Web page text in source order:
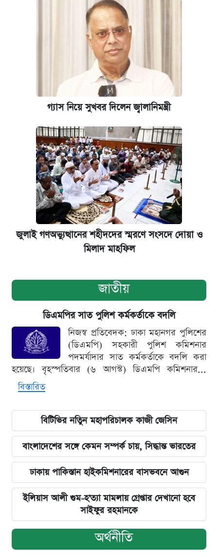
গ্যাস নিয়ে সুখবর দিলেন জ্বালানিমন্ত্রী
জুলাই গণঅভ্যুত্থানের শহীদদের স্মরণে সংসদে দোয়া ও
মিলাদ মাহফিল
জাতীয়
ডিএমপির সাত পুলিশ কর্মকর্তাকে বদলি
নিজস্ব প্রতিবেদক: ঢাকা মহানগর পুলিশের
(ডিএমপি) সহকারী পুলিশ কমিশনার
পদমর্যাদার সাত কর্মকর্তাকে বদলি করা
হয়েছে। বৃহস্পতিবার (৬ আগস্ট) ডিএমপি কমিশনার...
বিস্তারিত
বিটিভির নতিুন মহাপরিচালক কাজী জেসিন
বাংলাদেশের সঙ্গে কেমন সম্পর্ক চায়, সিদ্ধান্ত ভারতের
ঢাকায় পাকিস্তান হাইকমিশনারের বাসভবনে আগুন
ইলিয়াস আলী গুম-হ'ত্যা মামলায় গ্রেপ্তার দেখানো হবে
সাইফুর রহমানকে
অর্থনীতি